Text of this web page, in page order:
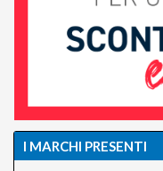
I MARCHI PRESENTI